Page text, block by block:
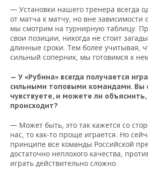
ЭНЕРГЕТИКА
ТЕЛЕКОММУНИКАЦИИ
БИЗНЕС-БРАНЧИ
ONLINE-КОНФЕРЕНЦИИ
ФУТБОЛ
ХОККЕЙ
ВОЛЕЙБОЛ
ФИГУРНОЕ КАТАНИЕ
ВОДНЫЕ ВИДЫ СПОРТА
НОВОСТИ ОБЩЕСТВА
ВЛАСТЬ
ИСТОРИЯ
МЕДИЦИНА
ОБРАЗОВАНИЕ
ФОТОГАЛЕРЕЯ
СЮЖЕТЫ
СПИСОК ПЕРСОН
ПОЛНАЯ ВЕРСИЯ
— Установки нашего тренера всегда
от матча к матчу, но вне зависимости
мы смотрим на турнирную таблицу.
свои позиции, никогда не стоит
длинные сроки. Тем более учитывая,
сильный соперник, мы готовимся к
— У «Рубина» всегда получается
сильными топовыми командами. Вы
чувствуете, и можете ли
происходит?
— Может быть, это так кажется со
нас, то как-то проще играется. Но
принципе все команды Российской
достаточно неплохого качества,
играть действительно сложно.